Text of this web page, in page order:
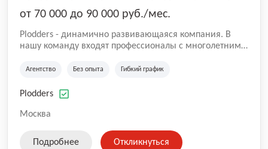
от 70 000 до 90 000 руб./мес.
Plodders - динамично развивающаяся компания. В
нашу команду входят профессионалы с многолетним
на рынке аутсорсинга, а накопленный опыт позволяют
оказываемых услуг.
Агентство Без опыта Гибкий график
Plodders
Москва
Подробнее Откликнуться